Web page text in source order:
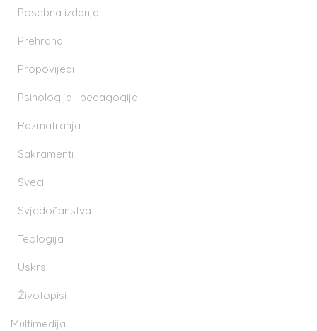
Posebna izdanja
Prehrana
Propovijedi
Psihologija i pedagogija
Razmatranja
Sakramenti
Sveci
Svjedočanstva
Teologija
Uskrs
Životopisi
Multimedija